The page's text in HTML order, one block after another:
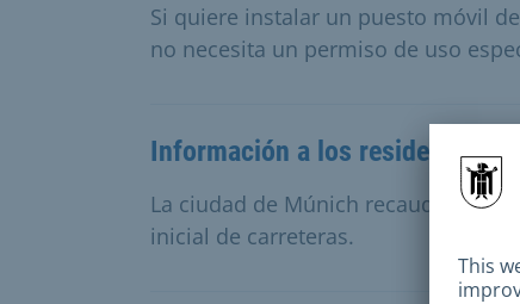
Si quiere instalar un puesto móvil
no necesita un permiso de uso
Información a los residentes
La ciudad de Múnich recauda tasas
inicial de carreteras.